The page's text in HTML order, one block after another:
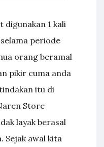
digunakan 1 kali
periode
orang beramal
pikir cuma anda
itu di
Store
layak berasal
Sejak awal kita